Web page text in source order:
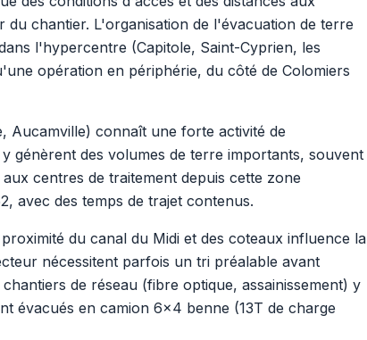
chantier. L'organisation de l'évacuation de terre
l'hypercentre (Capitole, Saint-Cyprien, les
opération en périphérie, du côté de Colomiers
Aucamville) connaît une forte activité de
génèrent des volumes de terre importants, souvent
centres de traitement depuis cette zone
avec des temps de trajet contenus.
du canal du Midi et des coteaux influence la
nécessitent parfois un tri préalable avant
de réseau (fibre optique, assainissement) y
évacués en camion 6x4 benne (13T de charge